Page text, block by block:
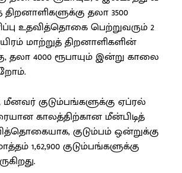
தலா 3500
உதவித்தொகை பெற்றுவரும் 2
மாற்றுத் திறனாளிகளின்
தலா 4000 ரூபாயும் இன்று காலை
மீனவர் குடும்பங்களுக்கு ஏப்ரல்
காலத்திற்கான மீன்பிடித்
குடும்பம் ஒன்றுக்கு
1,62,900 குடும்பங்களுக்கு